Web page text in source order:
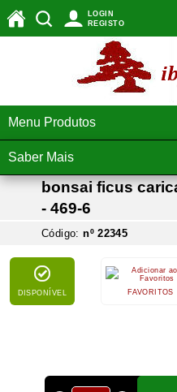
LOGIN
REGISTO
Menu Produtos
Saber Mais
bonsai ficus
- 469-6
Código:nº 22345
DISPONÍVEL FAVORITOS